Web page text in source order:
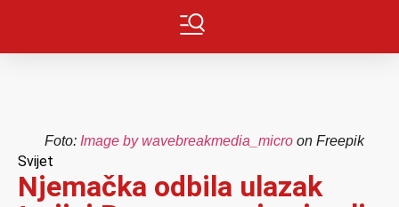
Foto: Image by wavebreakmedia_microon Freepik
Svijet
Njemačka odbila ulazak